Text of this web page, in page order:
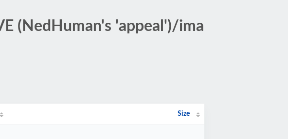
(NedHuman's 'appeal')/ima
Size